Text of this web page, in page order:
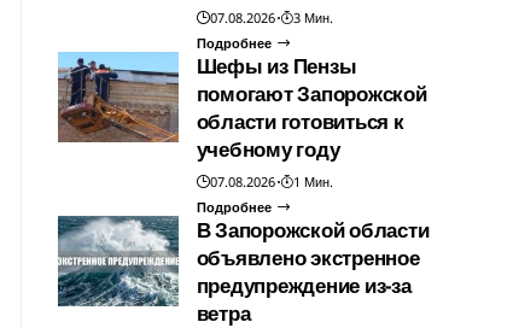
07.08.2026
3 Мин.
Подробнее
Шефы из Пензы
помогают Запорожской
области готовиться к
учебному году
07.08.2026
1 Мин.
Подробнее
В Запорожской области
объявлено экстренное
предупреждение из-за
ветра